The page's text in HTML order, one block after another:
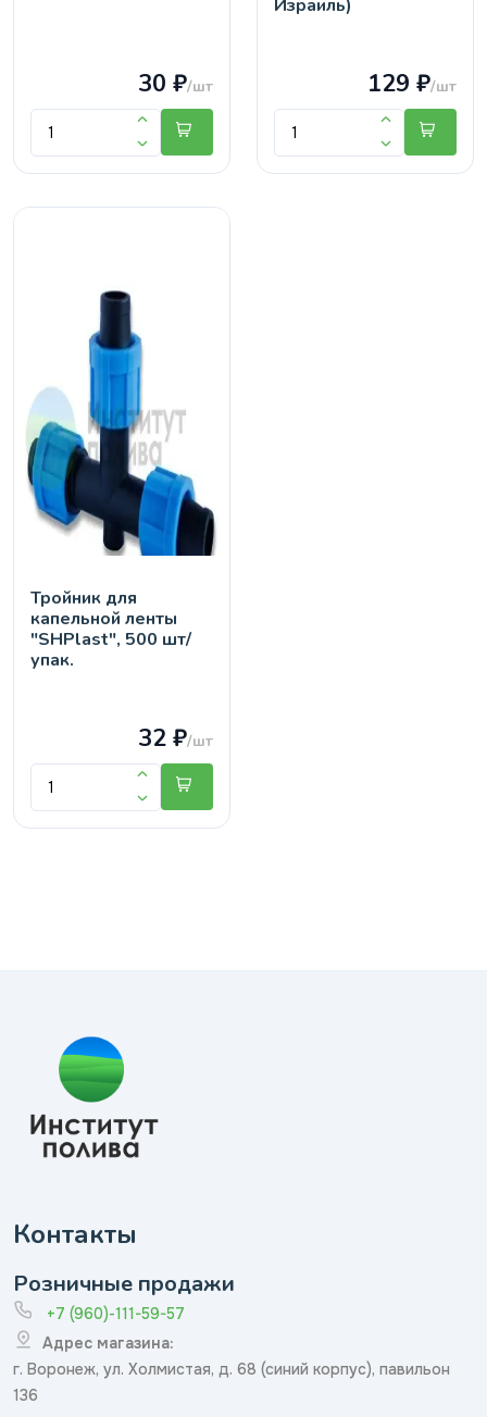
30 ₽/шт
Израиль)
129 ₽/шт
Тройник для
капельной ленты
"SHPlast", 500 шт/
упак.
32 ₽/шт
Контакты
Розничные продажи
+7 (960)-111-59-57
Адрес магазина:
г. Воронеж, ул. Холмистая, д. 68 (синий корпус), павильон
136